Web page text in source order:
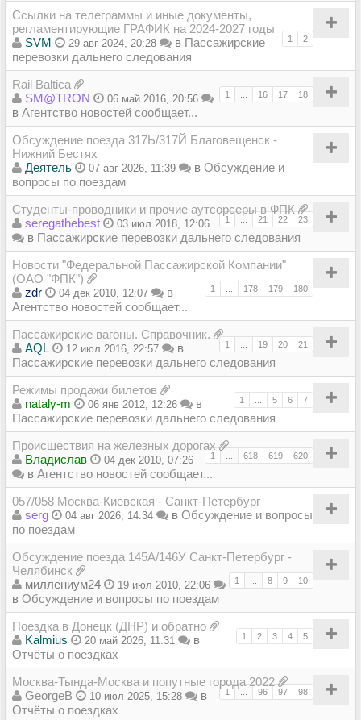
Ссылки на телеграммы и иные документы,
регламентирующие ГРАФИК на 2024-2027 годы
1 2
SVM 29 авг 2024, 20:28 в Пассажирские
перевозки дальнего следования
Rail Baltica
1 16 17 18
SM@TRON 06 май 2016, 20:56
в Агентство новостей сообщает...
Обсуждение поезда 317Ь/317Й Благовещенск -
Нижний Бестях
Деятель
07 авг 2026, 11:39 в Обсуждение и
вопросы по поездам
Студенты-проводники и прочие аутсорсеры в ФПК
1 ... 21 22 23
seregathebest 03 июл 2018, 12:06
в Пассажирские перевозки дальнего следования
Новости "Федеральной Пассажирской Компании"
(ОАО "ФПК")
1 178 179 180
zdr 04 дек 2010, 12:07
в
Агентство новостей сообщает...
Пассажирские вагоны. Справочник.
1 19 20 21
AQL 12 июл 2016, 22:57
в
Пассажирские перевозки дальнего следования
Режимы продажи билетов
1 5 6 7
nataly-m 06 янв 2012, 12:26
в
Пассажирские перевозки дальнего следования
Происшествия на железных дорогах
1 618 619 620
Владиcлав 04 дек 2010, 07:26
в Агентство новостей сообщает...
057/058 Москва-Киевская - Санкт-Петербург
serg
04 авг 2026, 14:34 в Обсуждение и вопросы
по поездам
Обсуждение поезда 145А/146У Санкт-Петербург -
Челябинск
1 8 9 10
миллениум24 19 июл 2010, 22:06
в Обсуждение и вопросы по поездам
Поездка в Донецк (ДНР) и обратно
1 2 3 4 5
Kalmius 20 май 2026, 11:31
в
Отчёты о поездках
Москва-Тында-Москва и попутные города 2022
1 96 97 98
GeorgeB 10 июл 2025, 15:28
в
Отчёты о поездках